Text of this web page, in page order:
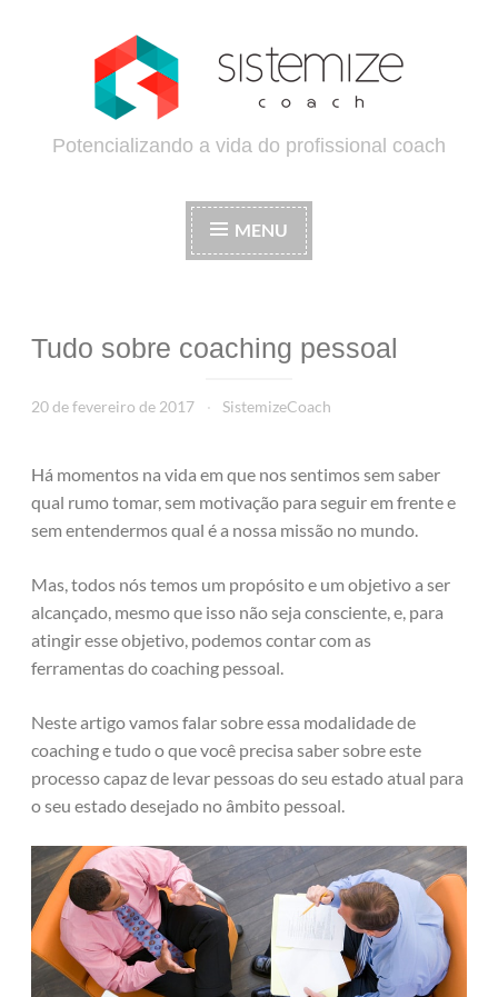
Potencializando a vida do profissional coach
MENU
Tudo sobre coaching pessoal
20 de fevereiro de 2017 SistemizeCoach
Há momentos na vida em que nos sentimos sem saber
qual rumo tomar, sem motivação para seguir em frente e
sem entendermos qual é a nossa missão no mundo.
Mas, todos nós temos um propósito e um objetivo a ser
alcançado, mesmo que isso não seja consciente, e, para
atingir esse objetivo, podemos contar com as
ferramentas do coaching pessoal.
Neste artigo vamos falar sobre essa modalidade de
coaching e tudo o que você precisa saber sobre este
processo capaz de levar pessoas do seu estado atual para
o seu estado desejado no âmbito pessoal.